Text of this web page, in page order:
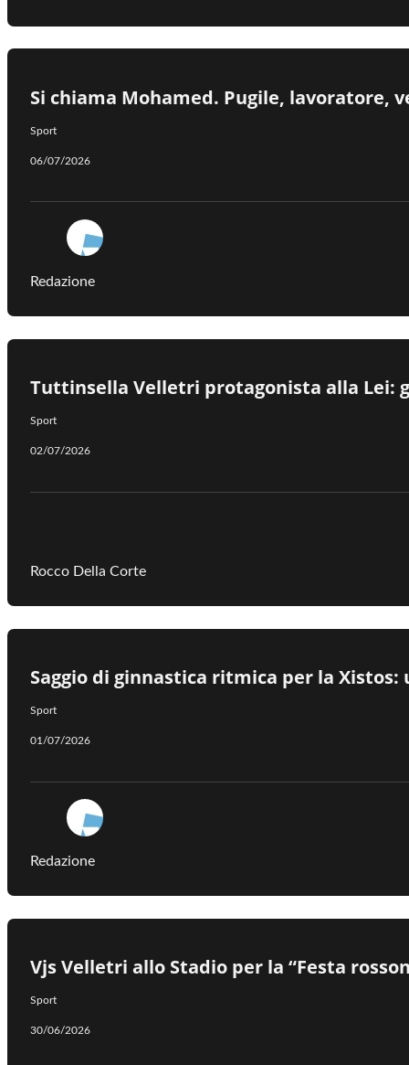
Si chiama Mohamed. Pugile, lavoratore,
Sport
06/07/2026
Redazione
Tuttinsella Velletri protagonista alla Lei:
Sport
02/07/2026
Rocco Della Corte
Saggio di ginnastica ritmica per la
Sport
01/07/2026
Redazione
Vjs Velletri allo Stadio per la “Festa
Sport
30/06/2026